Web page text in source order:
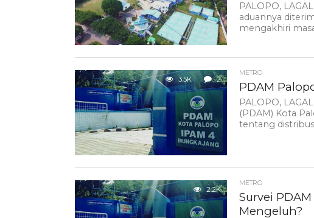
PALOPO,
aduannya
mengakhiri
3.5K 2
METRO
PDAM
PALOPO,
(PDAM) Kota
tentang
2.2K
METRO
Survei
Mengeluh?